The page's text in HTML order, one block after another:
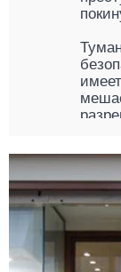
Так
По